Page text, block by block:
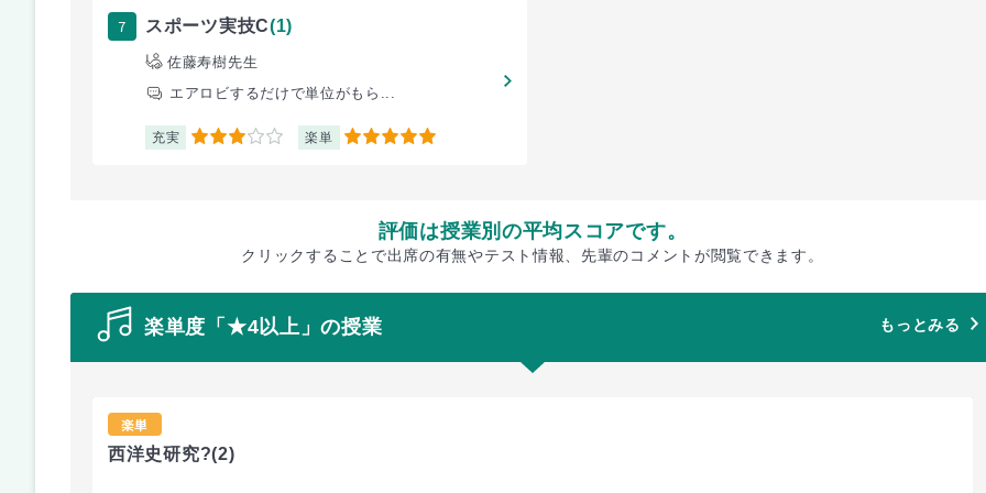
7 スポーツ実技C(1)
佐藤寿樹先生
エアロビするだけで単位がもら...
充実 3 楽単 5
評価は授業別の平均スコアです。
クリックすることで出席の有無やテスト情報、先輩のコメントが閲覧できます。
楽単度「★4以上」の授業 もっとみる
楽単
西洋史研究?(2)